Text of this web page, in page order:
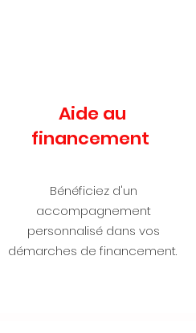
Aide au
financement
Bénéficiez d'un
accompagnement
personnalisé dans vos
démarches de financement.